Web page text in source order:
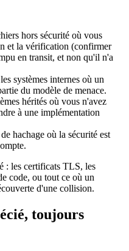
hors sécurité où vous
et la vérification (confirmer
en transit, et non qu'il n'a
systèmes internes où un
du modèle de menace.
hérités où vous n'avez
à une implémentation
hachage où la sécurité est
: les certificats TLS, les
code, ou tout ce où un
d'une collision.
toujours